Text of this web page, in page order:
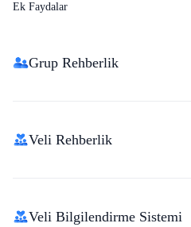
Ek Faydalar
Grup Rehberlik
Veli Rehberlik
Veli Bilgilendirme Sistemi